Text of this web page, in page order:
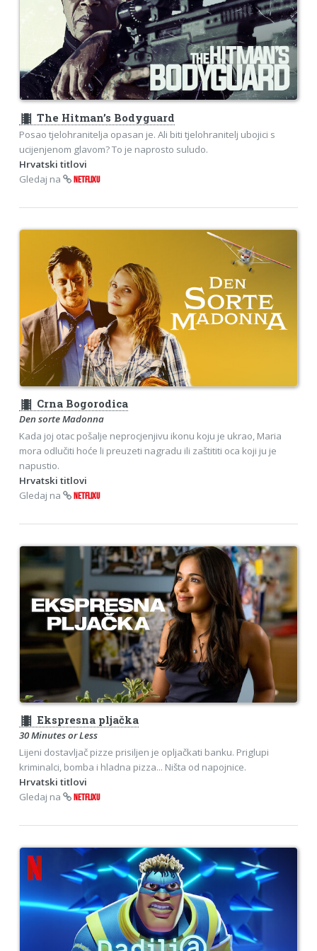
theaters The Hitman’s Bodyguard
Posao tjelohranitelja opasan je. Ali biti tjelohranitelj ubojici s
ucijenjenom glavom? To je naprosto suludo.
Hrvatski titlovi
Gledaj na
NETFLIXU
theaters Crna Bogorodica
Den sorte Madonna
Kada joj otac pošalje neprocjenjivu ikonu koju je ukrao, Maria
mora odlučiti hoće li preuzeti nagradu ili zaštititi oca koji ju je
napustio.
Hrvatski titlovi
Gledaj na
NETFLIXU
theaters Ekspresna pljačka
30 Minutes or Less
Lijeni dostavljač pizze prisiljen je opljačkati banku. Priglupi
kriminalci, bomba i hladna pizza... Ništa od napojnice.
Hrvatski titlovi
Gledaj na
NETFLIXU